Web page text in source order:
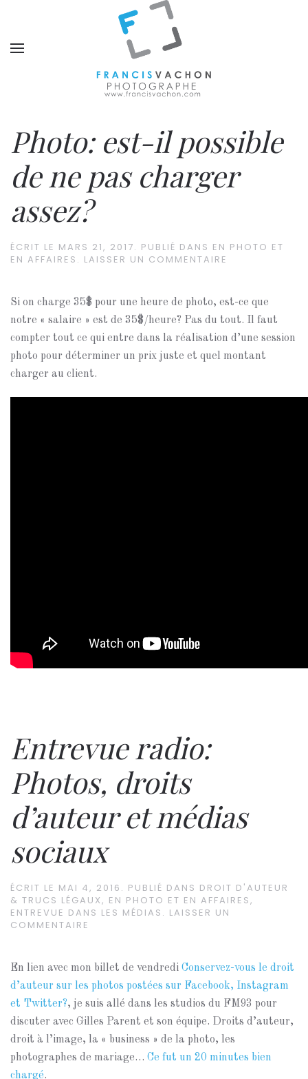
Photo: est-il possible
de ne pas charger
assez?
ÉCRIT LE MARS 21, 2017. PUBLIÉ DANS EN PHOTO ET
EN AFFAIRES . LAISSER UN COMMENTAIRE
Si on charge 35$ pour une heure de photo, est-ce que
notre « salaire » est de 35$/heure? Pas du tout. Il faut
compter tout ce qui entre dans la réalisation d’une session
photo pour déterminer un prix juste et quel montant
charger au client.
Entrevue radio:
Photos, droits
d’auteur et médias
sociaux
ÉCRIT LE MAI 4, 2016 . PUBLIÉ DANS DROIT D'AUTEUR
& TRUCS LÉGAUX, EN PHOTO ET EN AFFAIRES,
ENTREVUE DANS LES MÉDIAS . LAISSER UN
COMMENTAIRE
En lien avec mon billet de vendredi Conservez-vous le droit
d’auteur sur les photos postées sur Facebook, Instagram
et Twitter?, je suis allé dans les studios du FM93 pour
discuter avec Gilles Parent et son équipe. Droits d’auteur,
droit à l’image, la « business » de la photo, les
photographes de mariage… Ce fut un 20 minutes bien
chargé.